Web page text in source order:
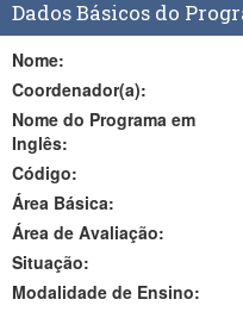
Dados Básicos do
Nome:
Coordenador(a):
Nome do Programa em
Inglês:
Código:
Área Básica:
Área de Avaliação:
Situação:
Modalidade de Ensino: